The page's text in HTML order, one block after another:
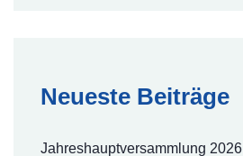
Neueste Beiträge
Jahreshauptversammlung 2026